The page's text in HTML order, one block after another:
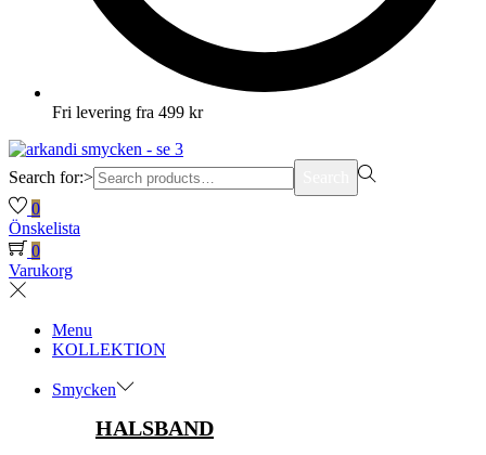
Fri levering fra 499 kr
Search for:>
0
Önskelista
0
Varukorg
Menu
KOLLEKTION
Smycken
HALSBAND